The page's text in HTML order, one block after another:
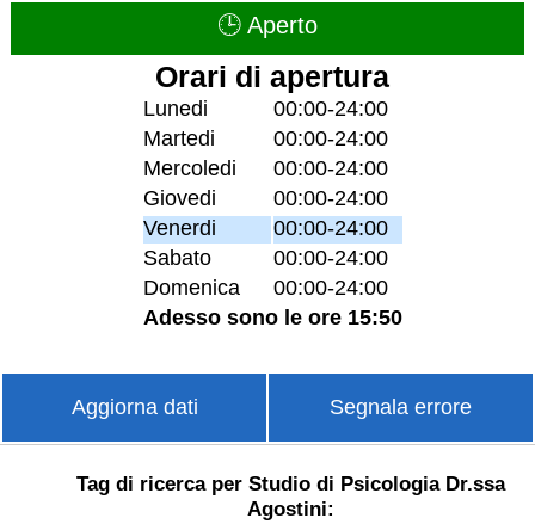
🕒 Aperto
Orari di apertura
Lunedi
00:00-24:00
Martedi
00:00-24:00
Mercoledi
00:00-24:00
Giovedi
00:00-24:00
Venerdi
00:00-24:00
Sabato
00:00-24:00
Domenica
00:00-24:00
Adesso sono le ore 15:50
Aggiorna dati Segnala errore
Tag di ricerca per Studio di Psicologia Dr.ssa
Agostini: